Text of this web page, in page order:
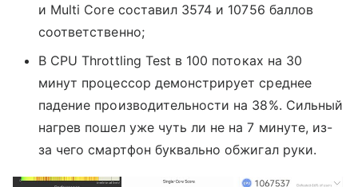
и Multi Core составил 3574 и 10756 баллов
соответственно;
В CPU Throttling Test в 100 потоках на 30
минут процессор демонстрирует среднее
падение производительности на 38%. Сильный
нагрев пошел уже чуть ли не на 7 минуте, из-
за чего смартфон буквально обжигал руки.